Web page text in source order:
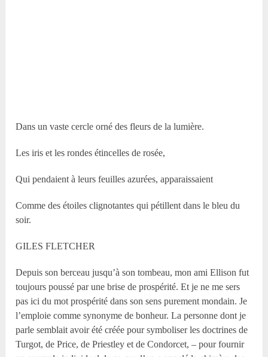
Dans un vaste cercle orné des fleurs de la lumière.
Les iris et les rondes étincelles de rosée,
Qui pendaient à leurs feuilles azurées, apparaissaient
Comme des étoiles clignotantes qui pétillent dans le bleu du
soir.
GILES FLETCHER
Depuis son berceau jusqu’à son tombeau, mon ami Ellison fut
toujours poussé par une brise de prospérité. Et je ne me sers
pas ici du mot prospérité dans son sens purement mondain. Je
l’emploie comme synonyme de bonheur. La personne dont je
parle semblait avoir été créée pour symboliser les doctrines de
Turgot, de Price, de Priestley et de Condorcet, – pour fournir